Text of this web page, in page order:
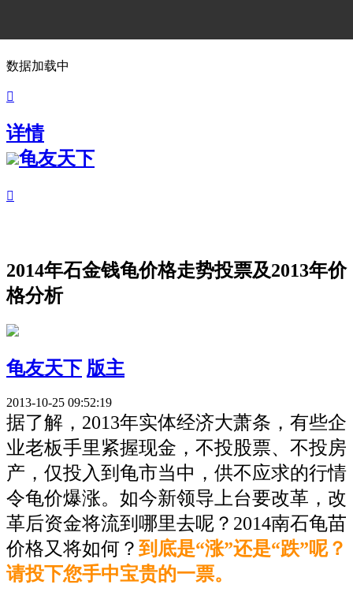
数据加载中

详情
龟友天下

2014年石金钱龟价格走势投票及2013年价
格分析
龟友天下 版主
2013-10-25 09:52:19
据了解，2013年实体经济大萧条，有些企
业老板手里紧握现金，不投股票、不投房
产，仅投入到龟市当中，供不应求的行情
令龟价爆涨。如今新领导上台要改革，改
革后资金将流到哪里去呢？2014南石龟苗
价格又将如何？ 到底是“涨”还是“跌”呢？
请投下您手中宝贵的一票。